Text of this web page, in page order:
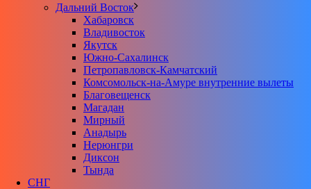
Дальний Восток
Хабаровск
Владивосток
Якутск
Южно-Сахалинск
Петропавловск-Камчатский
Комсомольск-на-Амуре внутренние вылеты
Благовещенск
Магадан
Мирный
Анадырь
Нерюнгри
Диксон
Тында
СНГ